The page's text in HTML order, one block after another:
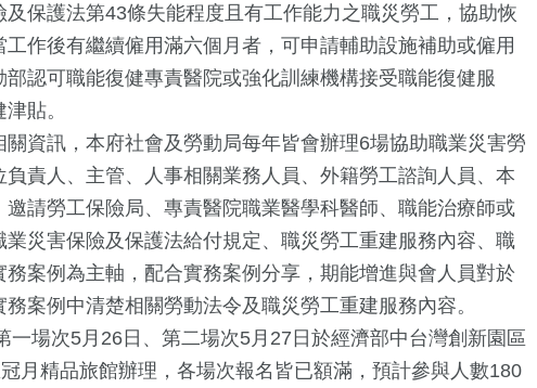
保護法第43條失能程度且有工作能力之職災勞工，協助恢
作後有繼續僱用滿六個月者，可申請輔助設施補助或僱用
認可職能復健專責醫院或強化訓練機構接受職能復健服
貼。
關資訊，本府社會及勞動局每年皆會辦理6場協助職業災害勞
責人、主管、人事相關業務人員、外籍勞工諮詢人員、本
請勞工保險局、專責醫院職業醫學科醫師、職能治療師或
災害保險及保護法給付規定、職災勞工重建服務內容、職
案例為主軸，配合實務案例分享，期能增進與會人員對於
案例中清楚相關勞動法令及職災勞工重建服務內容。
一場次5月26日、第二場次5月27日於經濟部中台灣創新園區
月精品旅館辦理，各場次報名皆已額滿，預計參與人數180
84+ 36+ 827+
33+
影視
252+
財經及消費
349